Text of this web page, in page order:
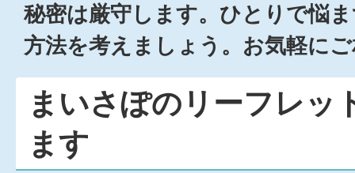
秘密は厳守します。ひとりで悩
方法を考えましょう。お気軽に
まいさぽのリーフレッ
ます